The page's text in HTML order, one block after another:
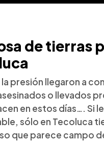
de tierras
presión llegaron a
o llevados
en estos días…. Si
sólo en Tecoluca
que parece campo